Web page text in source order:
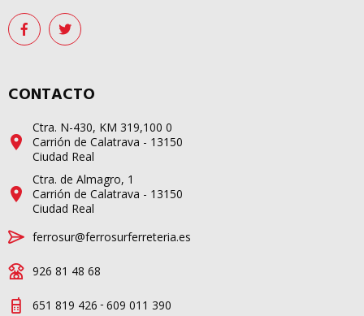
CONTACTO
Ctra. N-430, KM 319,100 0
Carrión de Calatrava - 13150
Ciudad Real
Ctra. de Almagro, 1
Carrión de Calatrava - 13150
Ciudad Real
ferrosur@ferrosurferreteria.es
926 81 48 68
651 819 426 - 609 011 390